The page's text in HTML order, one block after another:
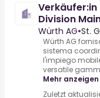
Verkäufer:in
Division
Würth AG•St.
Würth AG
sistema
l'impiego
versatile
Mehr anzeigen
Zuletzt